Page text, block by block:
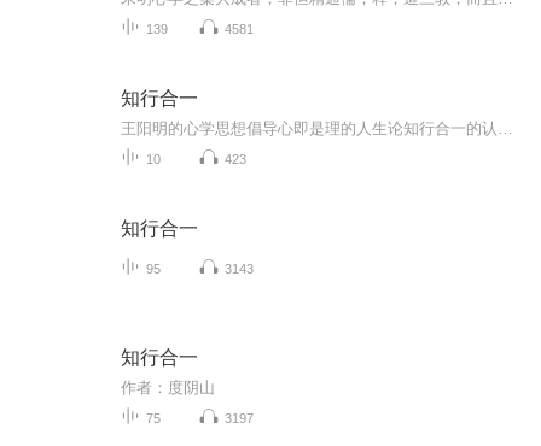
139 4581
知行合一
10 423
知行合一
95 3143
知行合一
作者：度阴山
75 3197